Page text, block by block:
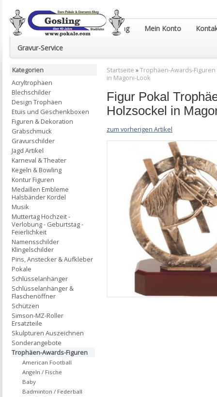
Euro-Pokale & Gravur-Shop Gosling Mein Konto
Gravur-Service
Startseite »Trophäen-Awards-Figuren
in Magoni-Look
Figur Pokal
Holzsockel in
zum vorherigen Artikel
Kategorien
Acryltrophäen
Blechschilder
Design Trophäen
Etuis und Geschenkboxen
Figuren & Dekoration
Grabschmuck
Gravurschilder
Jagd Artikel
Karneval & Theater
Kegeln & Bowling
Kontur Figuren
Medaillen Embleme
Halsbänder Kordel
Musik
Muttertag Hochzeit -
Verlobung - Geburtstag -
Feierlichkeit
Namensschilder
Klingelschilder
Pins, Anstecker & Aufkleber
Pokale
Schlüsselanhänger
Schlüsselanhänger &
Flaschenöffner
Schützen
Simson-MZ-Roller
Ersatzteile
Skulpturen Auszeichnen
Sonderangebote
Trophäen-Awards-Figuren
American Football
Angeln / Fische
Baby
Badminton / Federball